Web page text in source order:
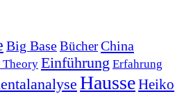
Big BaseBücherChina
Theory Einführung Erfahrung
HausseHeiko